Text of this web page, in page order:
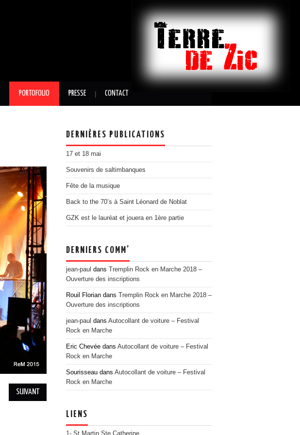
PORTOFOLIO PRESSE CONTACT
SUIVANT
DERNIÈRES PUBLICATIONS
17 et 18 mai
Souvenirs de saltimbanques
Fête de la musique
Back to the 70’s à Saint Léonard de Noblat
GZK est le lauréat et jouera en 1ère partie
DERNIERS COMM’
jean-paul dans
Tremplin Rock en Marche 2018 –
Ouverture des inscriptions
Rouil Florian dans
Tremplin Rock en Marche 2018 –
Ouverture des inscriptions
jean-paul dans Autocollant de voiture – Festival
Rock en Marche
Eric Chevée dans Autocollant de voiture – Festival
Rock en Marche
Sourisseau dans Autocollant de voiture – Festival
Rock en Marche
LIENS
1- St Martin Ste Catherine